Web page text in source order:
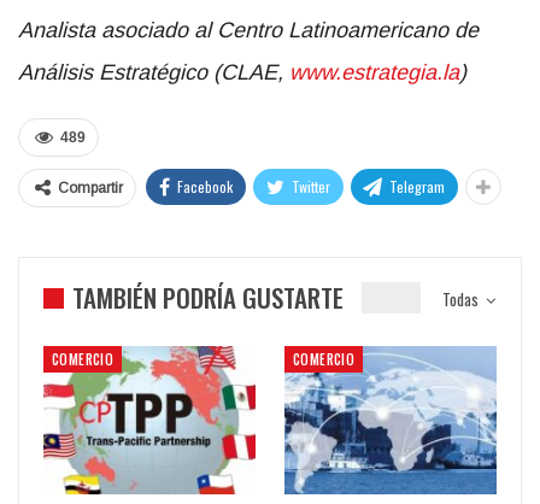
Analista asociado al Centro Latinoamericano de
Análisis Estratégico (CLAE, www.estrategia.la)
489
Compartir Facebook Twitter Telegram
Todas
TAMBIÉN PODRÍA GUSTARTE
COMERCIO COMERCIO